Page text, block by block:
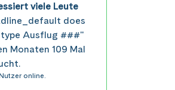
viele Leute
does
Ausflug ###"
Monaten 109 Mal
online.